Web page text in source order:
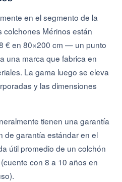
en el segmento de la
colchones Mérinos están
€ en 80×200 cm — un punto
una marca que fabrica en
La gama luego se eleva
y las dimensiones
tienen una garantía
de garantía estándar en el
útil promedio de un colchón
con 8 a 10 años en